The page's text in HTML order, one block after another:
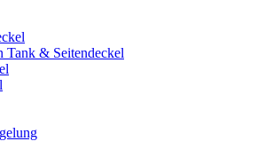
Tank & Seitendeckel